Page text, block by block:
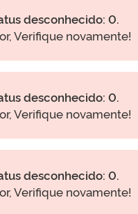
desconhecido: 0.
Verifique novamente!
desconhecido: 0.
Verifique novamente!
desconhecido: 0.
Verifique novamente!